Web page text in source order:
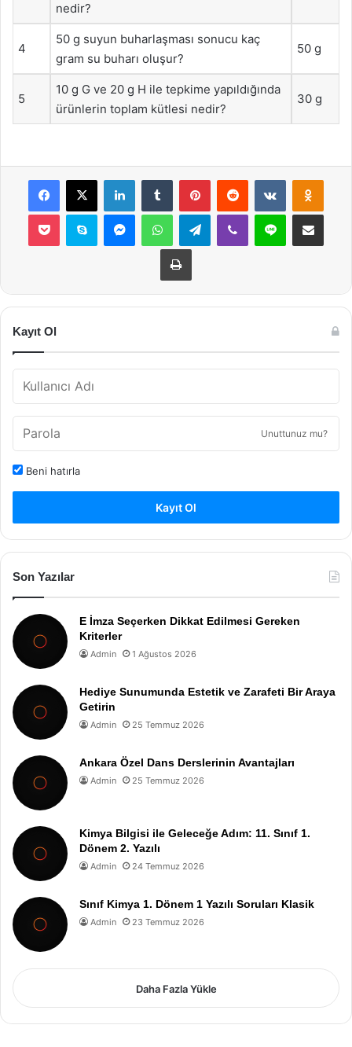
nedir?
4
50 g suyun buharlaşması sonucu kaç
gram su buharı oluşur?
50 g
5
10 g G ve 20 g H ile tepkime yapıldığında
ürünlerin toplam kütlesi nedir?
30 g
Facebook
X LinkedInTumblr PinterestReddit VKontakte
Pocket Skype MessengerWhatsAppTelegramViber Line E-Posta ile
Yazdır
Kayıt Ol
Unuttunuz mu?
Beni hatırla
Kayıt Ol
Son Yazılar
E İmza Seçerken Dikkat Edilmesi Gereken
Kriterler
Admin 1 Ağustos 2026
Hediye Sunumunda Estetik ve Zarafeti Bir Araya
Getirin
Admin 25 Temmuz 2026
Ankara Özel Dans Derslerinin Avantajları
Admin 25 Temmuz 2026
Kimya Bilgisi ile Geleceğe Adım: 11. Sınıf 1.
Dönem 2. Yazılı
Admin 24 Temmuz 2026
Sınıf Kimya 1. Dönem 1 Yazılı Soruları Klasik
Admin 23 Temmuz 2026
Daha Fazla Yükle